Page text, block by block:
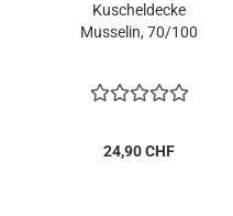
Kuscheldecke
Musselin, 70/100
24,90 CHF